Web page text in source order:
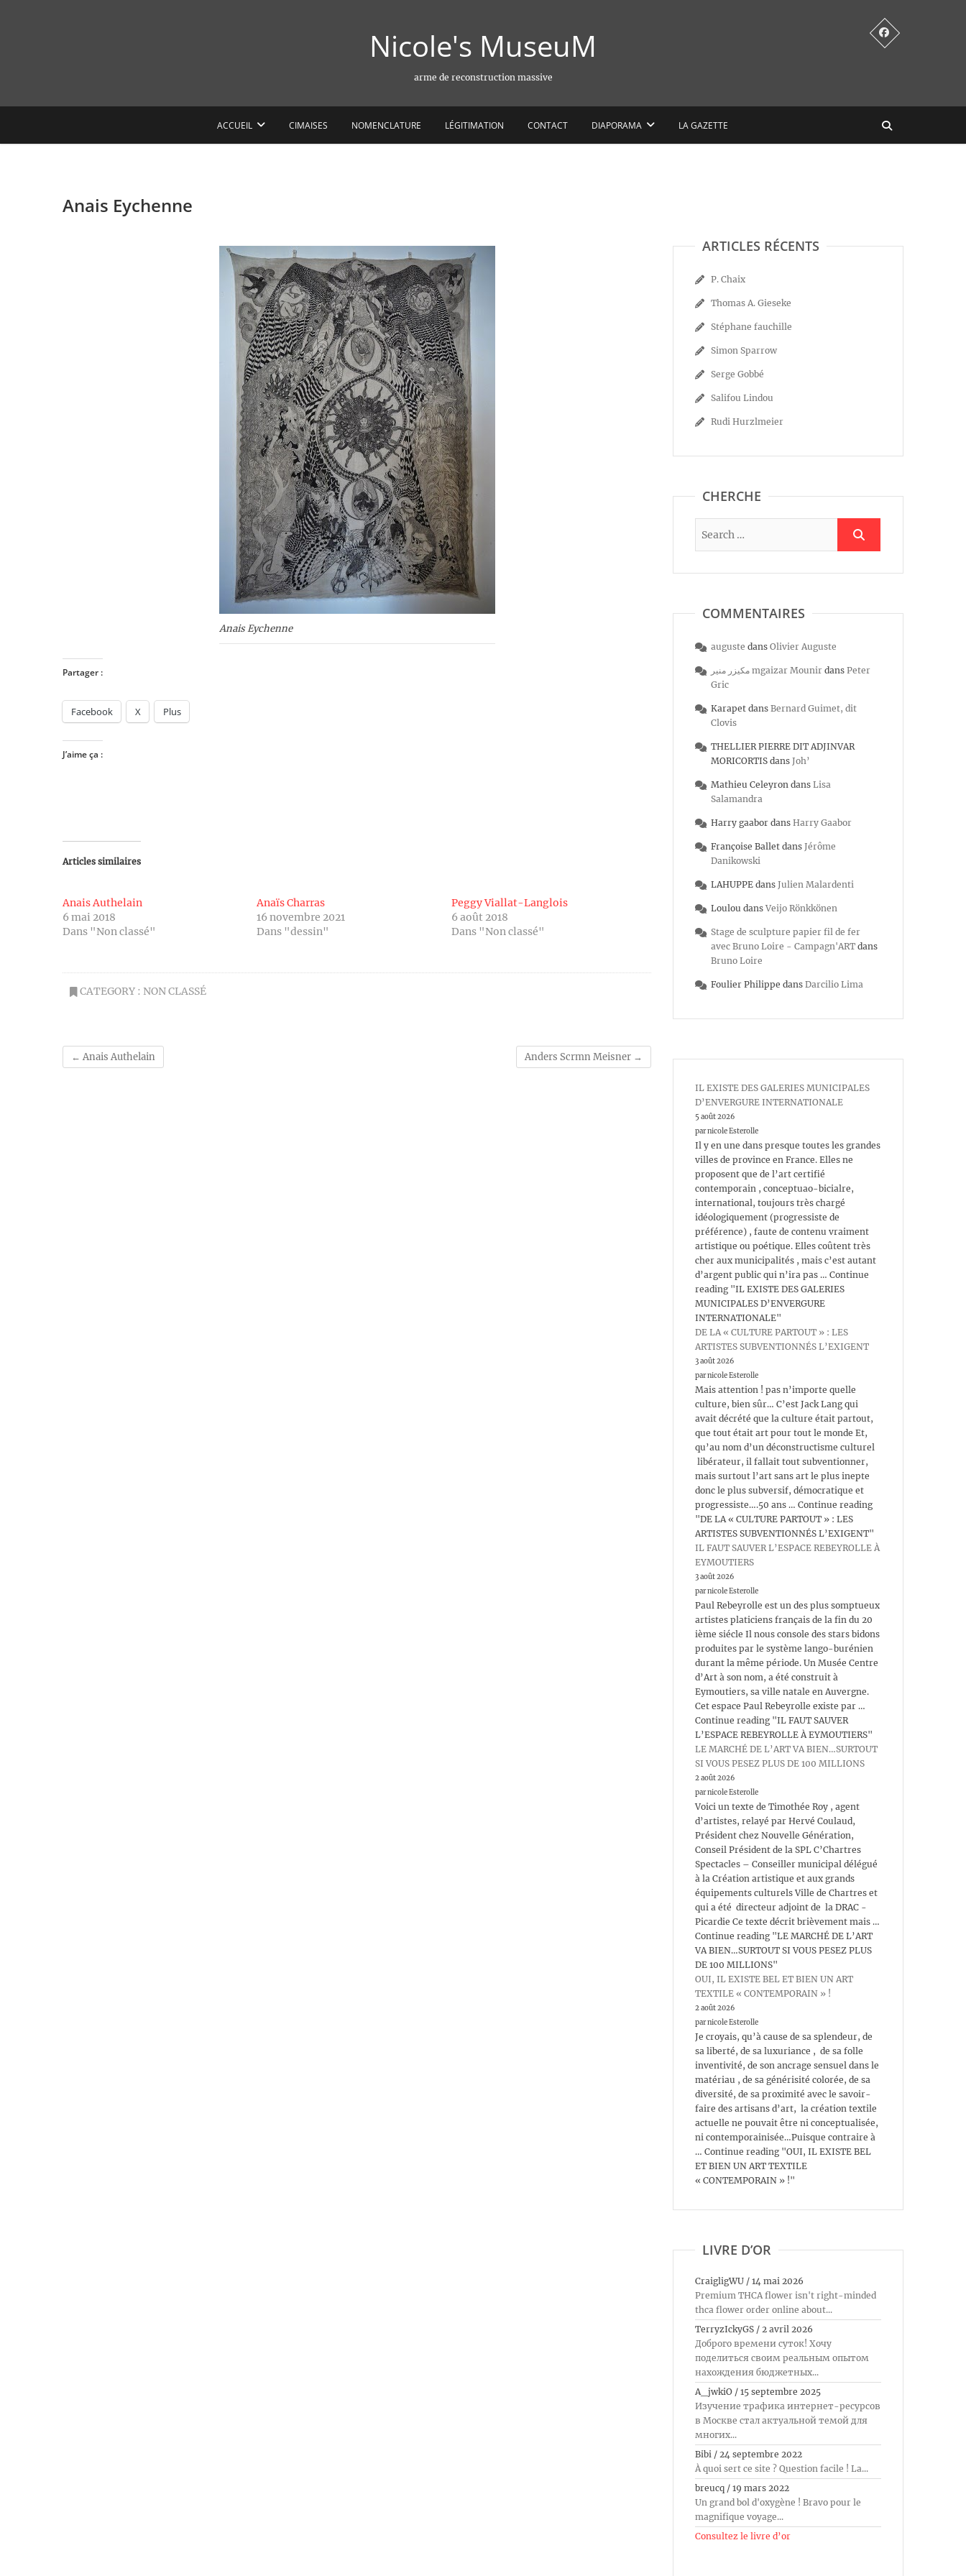
Nicole's MuseuM
arme de reconstruction massive
ACCUEIL CIMAISES NOMENCLATURE LÉGITIMATION CONTACT DIAPORAMA LA GAZETTE
Anais Eychenne
Anais Eychenne
Partager :
Facebook X Plus
J’aime ça :
Articles similaires
Anais Authelain
6 mai 2018
Dans "Non classé"
Anaïs Charras
16 novembre 2021
Dans "dessin"
Peggy Viallat-Langlois
6 août 2018
Dans "Non classé"
CATEGORY : NON CLASSÉ
← Anais Authelain Anders Scrmn Meisner →
ARTICLES RÉCENTS
P. Chaix
Thomas A. Gieseke
Stéphane fauchille
Simon Sparrow
Serge Gobbé
Salifou Lindou
Rudi Hurzlmeier
CHERCHE
COMMENTAIRES
auguste dans Olivier Auguste
مكيزر منير mgaizar Mounir dans Peter
Gric
Karapet dans Bernard Guimet, dit
Clovis
THELLIER PIERRE DIT ADJINVAR
MORICORTIS dans Joh’
Mathieu Celeyron dans Lisa
Salamandra
Harry gaabor dans Harry Gaabor
Françoise Ballet dans Jérôme
Danikowski
LAHUPPE dans Julien Malardenti
Loulou dans Veijo Rönkkönen
Stage de sculpture papier fil de fer
avec Bruno Loire - Campagn'ART dans
Bruno Loire
Foulier Philippe dans Darcilio Lima
IL EXISTE DES GALERIES MUNICIPALES
D’ENVERGURE INTERNATIONALE
5 août 2026
par nicole Esterolle
Il y en une dans presque toutes les grandes
villes de province en France. Elles ne
proposent que de l’art certifié
contemporain , conceptuao-bicialre,
international, toujours très chargé
idéologiquement (progressiste de
préférence) , faute de contenu vraiment
artistique ou poétique. Elles coûtent très
cher aux municipalités , mais c’est autant
d’argent public qui n’ira pas … Continue
reading "IL EXISTE DES GALERIES
MUNICIPALES D’ENVERGURE
INTERNATIONALE"
DE LA « CULTURE PARTOUT » : LES
ARTISTES SUBVENTIONNÉS L’EXIGENT
3 août 2026
par nicole Esterolle
Mais attention ! pas n’importe quelle
culture, bien sûr… C’est Jack Lang qui
avait décrété que la culture était partout,
que tout était art pour tout le monde Et,
qu’au nom d’un déconstructisme culturel
libérateur, il fallait tout subventionner,
mais surtout l’art sans art le plus inepte
donc le plus subversif, démocratique et
progressiste….50 ans … Continue reading
"DE LA « CULTURE PARTOUT » : LES
ARTISTES SUBVENTIONNÉS L’EXIGENT"
IL FAUT SAUVER L’ESPACE REBEYROLLE À
EYMOUTIERS
3 août 2026
par nicole Esterolle
Paul Rebeyrolle est un des plus somptueux
artistes platiciens français de la fin du 20
ième siécle Il nous console des stars bidons
produites par le système lango-burénien
durant la même période. Un Musée Centre
d’Art à son nom, a été construit à
Eymoutiers, sa ville natale en Auvergne.
Cet espace Paul Rebeyrolle existe par …
Continue reading "IL FAUT SAUVER
L’ESPACE REBEYROLLE À EYMOUTIERS"
LE MARCHÉ DE L’ART VA BIEN…SURTOUT
SI VOUS PESEZ PLUS DE 100 MILLIONS
2 août 2026
par nicole Esterolle
Voici un texte de Timothée Roy , agent
d’artistes, relayé par Hervé Coulaud,
Président chez Nouvelle Génération,
Conseil Président de la SPL C’Chartres
Spectacles – Conseiller municipal délégué
à la Création artistique et aux grands
équipements culturels Ville de Chartres et
qui a été directeur adjoint de la DRAC -
Picardie Ce texte décrit brièvement mais …
Continue reading "LE MARCHÉ DE L’ART
VA BIEN…SURTOUT SI VOUS PESEZ PLUS
DE 100 MILLIONS"
OUI, IL EXISTE BEL ET BIEN UN ART
TEXTILE « CONTEMPORAIN » !
2 août 2026
par nicole Esterolle
Je croyais, qu’à cause de sa splendeur, de
sa liberté, de sa luxuriance , de sa folle
inventivité, de son ancrage sensuel dans le
matériau , de sa générisité colorée, de sa
diversité, de sa proximité avec le savoir-
faire des artisans d’art, la création textile
actuelle ne pouvait être ni conceptualisée,
ni contemporainisée…Puisque contraire à
… Continue reading "OUI, IL EXISTE BEL
ET BIEN UN ART TEXTILE
« CONTEMPORAIN » !"
LIVRE D’OR
CraigligWU / 14 mai 2026
Premium THCA flower isn't right-minded
thca flower order online about...
TerryzIckyGS / 2 avril 2026
Доброго времени суток! Хочу
поделиться своим реальным опытом
нахождения бюджетных...
A_jwkiO / 15 septembre 2025
Изучение трафика интернет-ресурсов
в Москве стал актуальной темой для
многих...
Bibi / 24 septembre 2022
À quoi sert ce site ? Question facile ! La...
breucq / 19 mars 2022
Un grand bol d'oxygène ! Bravo pour le
magnifique voyage...
Consultez le livre d’or